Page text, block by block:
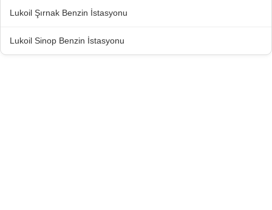
Lukoil Şırnak Benzin İstasyonu
Lukoil Sinop Benzin İstasyonu